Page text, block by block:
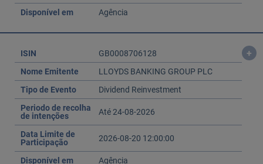
Disponível em Agência
ISIN GB0008706128 +
Nome Emitente
LLOYDS BANKING GROUP PLC
Tipo de Evento
Dividend Reinvestment
Periodo de recolha
de intenções
Até 24-08-2026
Data Limite de
Participação
2026-08-20 12:00:00
Disponível em Agência